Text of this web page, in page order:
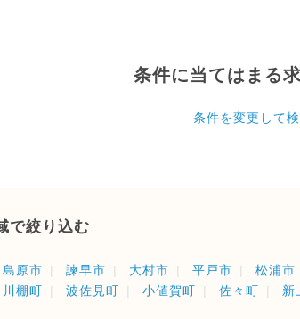
条件に当てはまる
条件を変更して
で絞り込む
島原市 諫早市 大村市 平戸市 松浦市
川棚町 波佐見町 小値賀町 佐々町 新